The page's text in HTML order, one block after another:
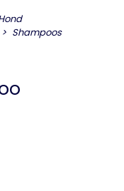
Shampoos